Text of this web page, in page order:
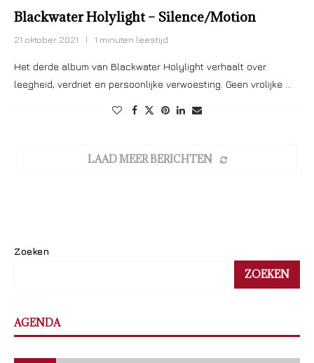
Blackwater Holylight – Silence/Motion
21 oktober 2021 1 minuten leestijd
Het derde album van Blackwater Holylight verhaalt over
leegheid, verdriet en persoonlijke verwoesting. Geen vrolijke …
LAAD MEER BERICHTEN
Zoeken
ZOEKEN
AGENDA